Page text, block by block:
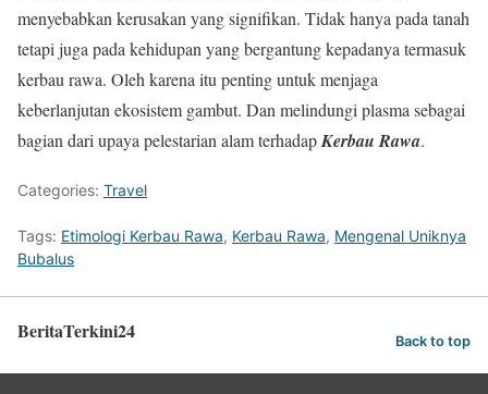
menyebabkan kerusakan yang signifikan. Tidak hanya pada tanah
tetapi juga pada kehidupan yang bergantung kepadanya termasuk
kerbau rawa. Oleh karena itu penting untuk menjaga
keberlanjutan ekosistem gambut. Dan melindungi plasma sebagai
bagian dari upaya pelestarian alam terhadapKerbau Rawa.
Categories: Travel
Tags: Etimologi Kerbau Rawa, Kerbau Rawa, Mengenal Uniknya
Bubalus
BeritaTerkini24 Back to top